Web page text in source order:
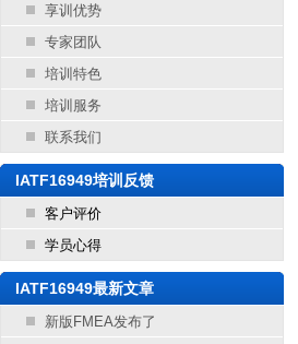
享训优势
专家团队
培训特色
培训服务
联系我们
IATF16949培训反馈
客户评价
学员心得
IATF16949最新文章
新版FMEA发布了